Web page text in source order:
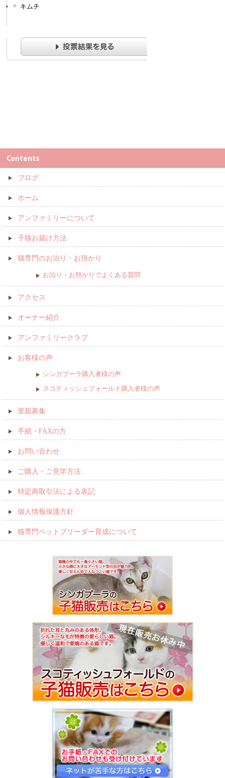
キムチ
Contents
ブログ
ホーム
アンファミリーについて
子猫お届け方法
猫専門のお泊り・お預かり
お泊り・お預かりでよくある質問
アクセス
オーナー紹介
アンファミリークラブ
お客様の声
シンガプーラ購入者様の声
スコティッシュフォールド購入者様の声
里親募集
手紙・FAXの方
お問い合わせ
ご購入・ご見学方法
特定商取引法による表記
個人情報保護方針
猫専門ペットブリーダー育成について